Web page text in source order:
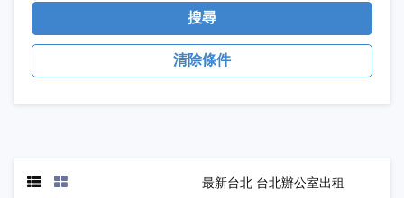
搜尋
清除條件
最新台北 台北辦公室出租